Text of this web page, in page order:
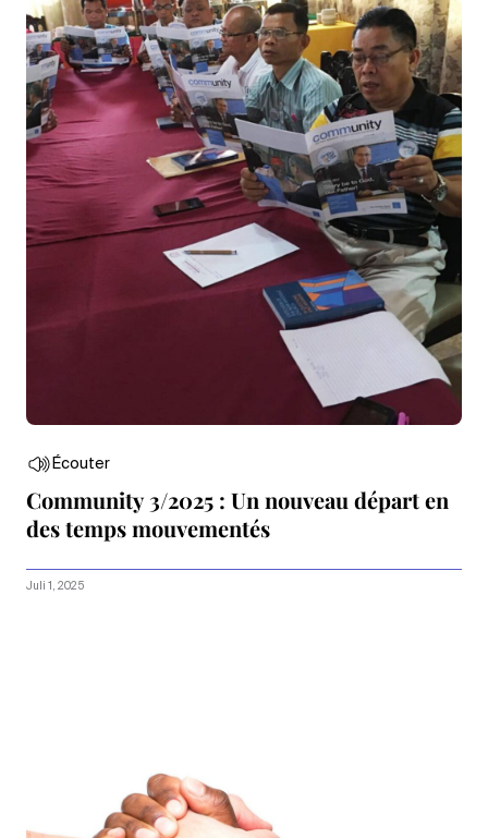
Écouter
Community 3/2025 : Un nouveau départ en
des temps mouvementés
Juli 1, 2025